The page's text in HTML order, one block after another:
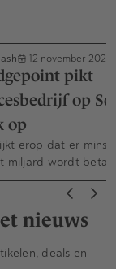
12 november 2024
pikt
op
op
erop dat er
miljard wordt
nieuws
deals en